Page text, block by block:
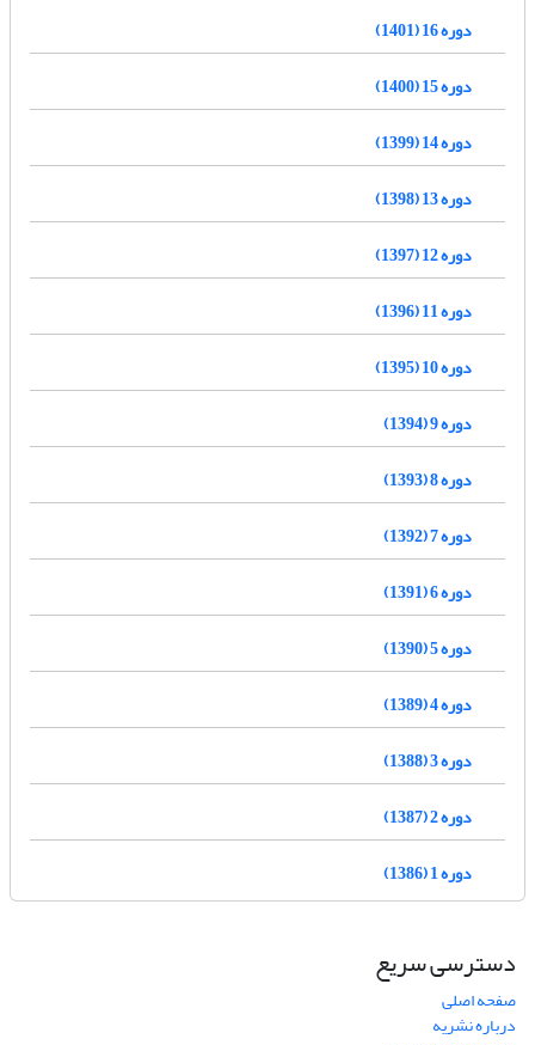
دوره 16 (1401)
دوره 15 (1400)
دوره 14 (1399)
دوره 13 (1398)
دوره 12 (1397)
دوره 11 (1396)
دوره 10 (1395)
دوره 9 (1394)
دوره 8 (1393)
دوره 7 (1392)
دوره 6 (1391)
دوره 5 (1390)
دوره 4 (1389)
دوره 3 (1388)
دوره 2 (1387)
دوره 1 (1386)
دسترسی سریع
صفحه اصلی
درباره نشریه